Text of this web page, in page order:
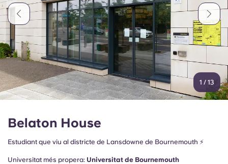
1 / 13
Belaton House
Estudiant que viu al districte de Lansdowne de Bournemouth ⚡
Universitat més propera: Universitat de Bournemouth